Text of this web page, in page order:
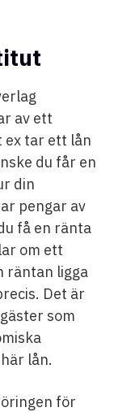
av ett
ex tar ett lån
du får en
din
pengar av
få en ränta
om ett
räntan ligga
Det är
som
lån.
för